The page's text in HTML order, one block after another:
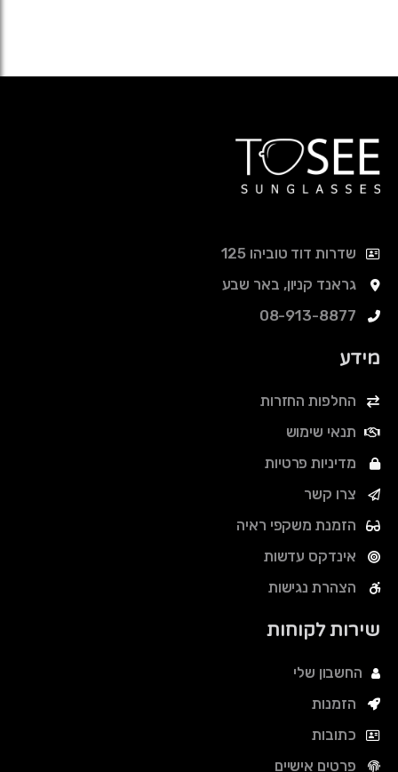
שדרות דוד טוביהו 125
גראנד קניון, באר שבע
08-913-8877
מידע
החלפות החזרות
תנאי שימוש
מדיניות פרטיות
צרו קשר
הזמנת משקפי ראיה
אינדקס עדשות
הצהרת נגישות
שירות לקוחות
החשבון שלי
הזמנות
כתובות
פרטים אישיים